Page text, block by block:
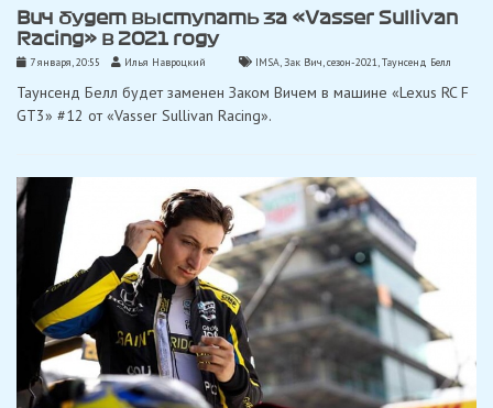
Вич будет выступать за «Vasser Sullivan
Racing» в 2021 году
7 января, 20:55 Илья Навроцкий IMSA,Зак Вич,сезон-2021,Таунсенд Белл
Таунсенд Белл будет заменен Заком Вичем в машине «Lexus RC F
GT3» #12 от «Vasser Sullivan Racing».